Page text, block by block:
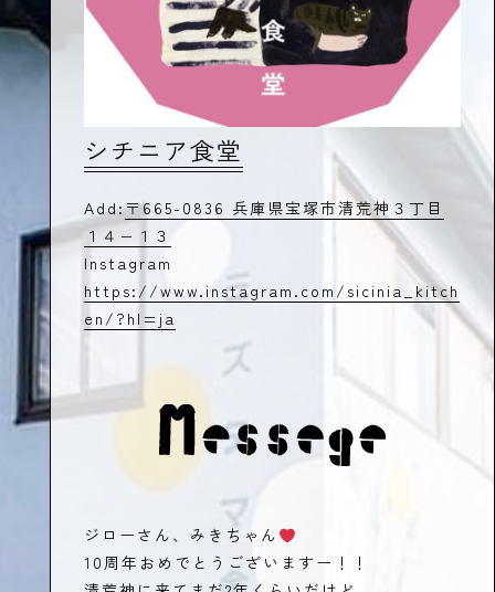
シチニア食堂
Add:〒665-0836 兵庫県宝塚市清荒神３丁目
１４−１３
Instagram
https://www.instagram.com/sicinia_kitch
en/?hl=ja
ジローさん、みきちゃん
10周年おめでとうございますー！！